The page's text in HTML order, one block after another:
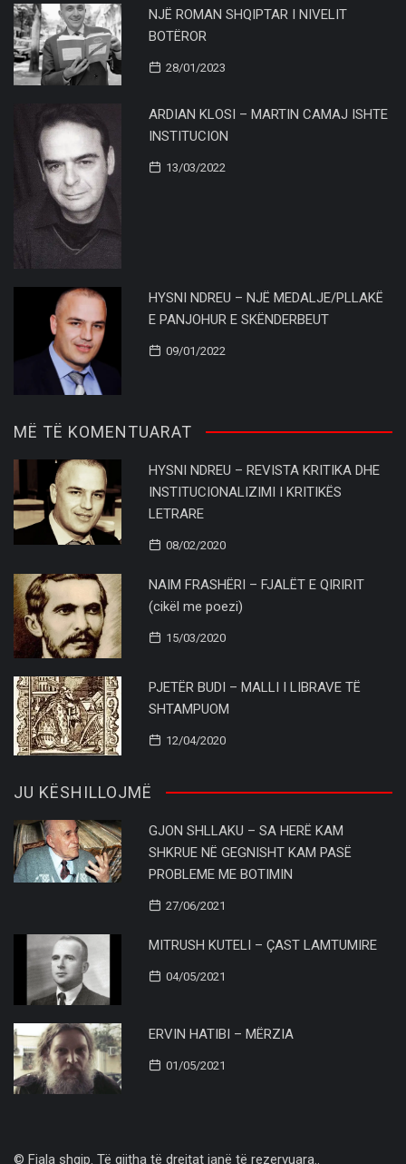
NJË ROMAN SHQIPTAR I NIVELIT
BOTËROR
28/01/2023
ARDIAN KLOSI – MARTIN CAMAJ ISHTE
INSTITUCION
13/03/2022
HYSNI NDREU – NJË MEDALJE/PLLAKË
E PANJOHUR E SKËNDERBEUT
09/01/2022
MË TË KOMENTUARAT
HYSNI NDREU – REVISTA KRITIKA DHE
INSTITUCIONALIZIMI I KRITIKËS
LETRARE
08/02/2020
NAIM FRASHËRI – FJALËT E QIRIRIT
(cikël me poezi)
15/03/2020
PJETËR BUDI – MALLI I LIBRAVE TË
SHTAMPUOM
12/04/2020
JU KËSHILLOJMË
GJON SHLLAKU – SA HERË KAM
SHKRUE NË GEGNISHT KAM PASË
PROBLEME ME BOTIMIN
27/06/2021
MITRUSH KUTELI – ÇAST LAMTUMIRE
04/05/2021
ERVIN HATIBI – MËRZIA
01/05/2021
© Fjala shqip. Të gjitha të drejtat janë të rezervuara..